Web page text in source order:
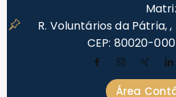
R. Voluntários da Pátria,
CEP: 80020-
Área